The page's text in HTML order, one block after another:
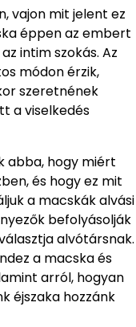
vajon mit jelent ez
éppen az embert
intim szokás. Az
módon érzik,
szeretnének
a viselkedés
abba, hogy miért
és hogy ez mit
a macskák alvási
befolyásolják
alvótársnak.
a macska és
arról, hogyan
éjszaka hozzánk